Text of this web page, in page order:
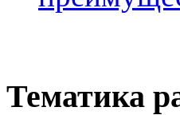
Тематика